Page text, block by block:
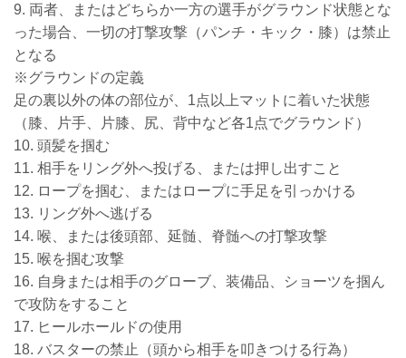
9. 両者、またはどちらか一方の選手がグラウンド状態とな
った場合、一切の打撃攻撃（パンチ・キック・膝）は禁止
となる
※グラウンドの定義
足の裏以外の体の部位が、1点以上マットに着いた状態
（膝、片手、片膝、尻、背中など各1点でグラウンド）
10. 頭髪を掴む
11. 相手をリング外へ投げる、または押し出すこと
12. ロープを掴む、またはロープに手足を引っかける
13. リング外へ逃げる
14. 喉、または後頭部、延髄、脊髄への打撃攻撃
15. 喉を掴む攻撃
16. 自身または相手のグローブ、装備品、ショーツを掴ん
で攻防をすること
17. ヒールホールドの使用
18. バスターの禁止（頭から相手を叩きつける行為）